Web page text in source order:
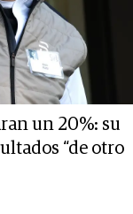
un 20%: su
“de otro